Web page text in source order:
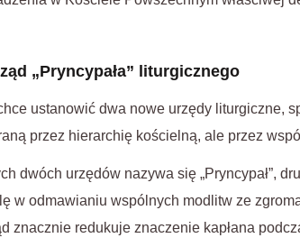
„Pryncypała” liturgicznego
ustanowić dwa nowe urzędy liturgiczne,
przez hierarchię kościelną, ale przez
dwóch urzędów nazywa się „Pryncypał”,
w odmawianiu wspólnych modlitw ze
znacznie redukuje znaczenie kapłana